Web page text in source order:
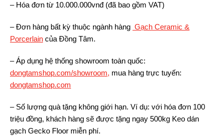
– Hóa đơn từ 10.000.000vnđ (đã bao gồm VAT)
– Đơn hàng bất kỳ thuộc ngành hàng Gạch Ceramic &
Porcerlain của Đồng Tâm.
– Áp dụng hệ thống showroom toàn quốc:
dongtamshop.com/showroom, mua hàng trực tuyến:
dongtamshop.com
– Số lượng quà tặng không giới hạn. Ví dụ: với hóa đơn 100
triệu đồng, khách hàng sẽ được tặng ngay 500kg Keo dán
gạch Gecko Floor miễn phí.